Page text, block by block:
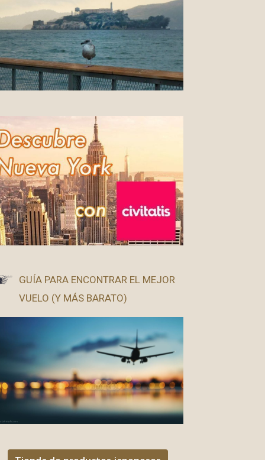
GUÍA PARA ENCONTRAR EL MEJOR
VUELO (Y MÁS BARATO)